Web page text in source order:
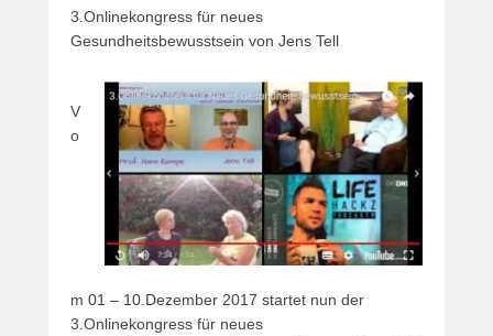
3.Onlinekongress für neues
Gesundheitsbewusstsein von Jens Tell
V
o
m 01 – 10.Dezember 2017 startet nun der
3.Onlinekongress für neues